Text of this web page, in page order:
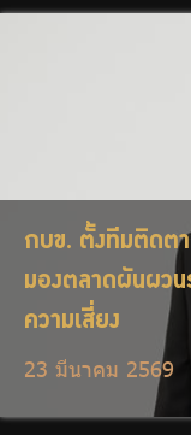
กบข. ตั้งทีมติดตา
มองตลาดผันผวน
ความเสี่ยง
23 มีนาคม 2569